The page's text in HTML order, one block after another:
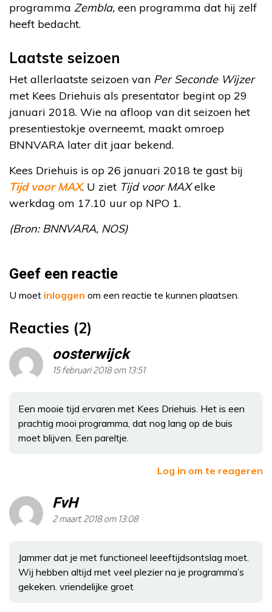
programma Zembla, een programma dat hij zelf
heeft bedacht.
Laatste seizoen
Het allerlaatste seizoen van Per Seconde Wijzer
met Kees Driehuis als presentator begint op 29
januari 2018. Wie na afloop van dit seizoen het
presentiestokje overneemt, maakt omroep
BNNVARA later dit jaar bekend.
Kees Driehuis is op 26 januari 2018 te gast bij
Tijd voor MAX. U ziet Tijd voor MAXelke
werkdag om 17.10 uur op NPO 1.
(Bron: BNNVARA, NOS)
Geef een reactie
U moet inloggen om een reactie te kunnen plaatsen.
Reacties (2)
oosterwijck
15 februari 2018 om 13:51
Een mooie tijd ervaren met Kees Driehuis. Het is een
prachtig mooi programma, dat nog lang op de buis
moet blijven. Een pareltje.
Log in om te reageren
FvH
2 maart 2018 om 13:08
Jammer dat je met functioneel leeeftijdsontslag moet.
Wij hebben altijd met veel plezier na je programma’s
gekeken. vriendelijke groet